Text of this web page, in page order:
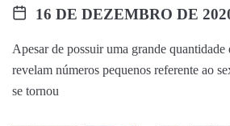
16 DE DEZEMBRO DE
Apesar de possuir uma grande quantidade
revelam números pequenos referente ao
se tornou